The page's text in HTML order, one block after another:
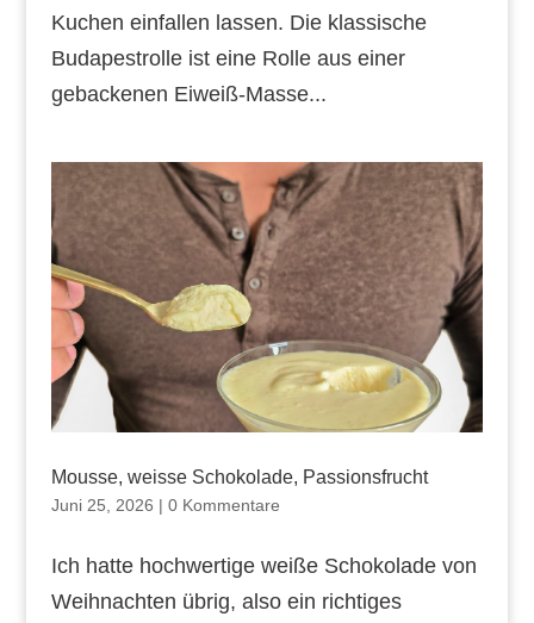
Kuchen einfallen lassen. Die klassische
Budapestrolle ist eine Rolle aus einer
gebackenen Eiweiß-Masse...
Mousse, weisse Schokolade, Passionsfrucht
Juni 25, 2026 | 0 Kommentare
Ich hatte hochwertige weiße Schokolade von
Weihnachten übrig, also ein richtiges